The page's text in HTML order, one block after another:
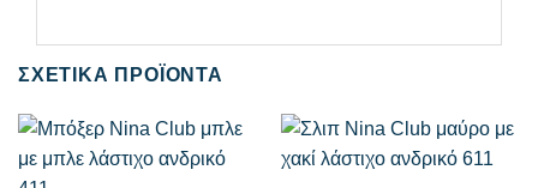
ΣΧΕΤΙΚΆ ΠΡΟΪΌΝΤΑ